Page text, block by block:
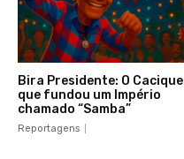
Bira Presidente: O Cacique
que fundou um Império
chamado “Samba”
Reportagens